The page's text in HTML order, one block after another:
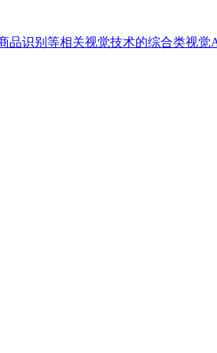
品识别等相关视觉技术的综合类视觉